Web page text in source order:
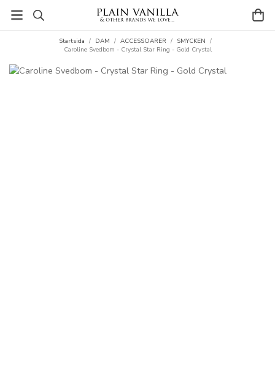
Startsida / DAM / ACCESSOARER / SMYCKEN /
Caroline Svedbom - Crystal Star Ring - Gold Crystal